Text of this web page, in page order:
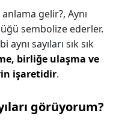
gelir?, Aynı
sembolize ederler.
sayıları sık sık
birliğe ulaşma ve
işaretidir.
görüyorum?